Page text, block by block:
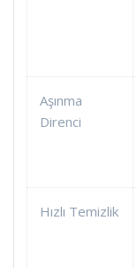
Aşınma
Direnci
Hızlı Temizlik